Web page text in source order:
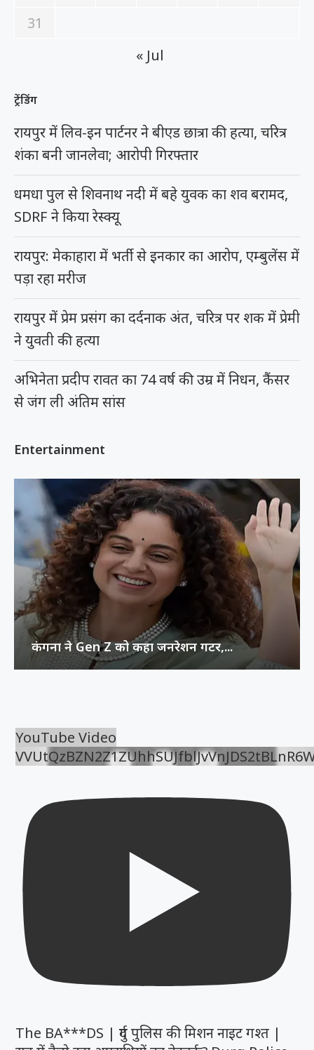
YouTube Video
The BA***DS | दुर्ग पुलिस की मिशन नाइट गश्त |
31
« Jul
ट्रेंडिंग
रायपुर में लिव-इन पार्टनर ने बीएड छात्रा की हत्या, चरित्र
शंका बनी जानलेवा; आरोपी गिरफ्तार
धमधा पुल से शिवनाथ नदी में बहे युवक का शव बरामद,
SDRF ने किया रेस्क्यू
रायपुर: मेकाहारा में भर्ती से इनकार का आरोप, एम्बुलेंस में
पड़ा रहा मरीज
रायपुर में प्रेम प्रसंग का दर्दनाक अंत, चरित्र पर शक में प्रेमी
ने युवती की हत्या
अभिनेता प्रदीप रावत का 74 वर्ष की उम्र में निधन, कैंसर
से जंग ली अंतिम सांस
Entertainment
कंगना ने Gen Z को कहा जनरेशन गटर,...